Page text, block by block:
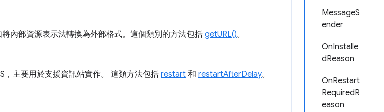
MessageS
ender
OnInstalle
dReason
OnRestart
RequiredR
eason
內部資源表示法轉換為外部格式。這個類別的方法包括 getURL()。
，主要用於支援資訊站實作。 這類方法包括 restart 和 restartAfterDelay。